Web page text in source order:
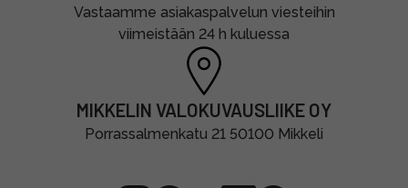
Vastaamme asiakaspalvelun viesteihin
viimeistään 24 h kuluessa
MIKKELIN VALOKUVAUSLIIKE OY
Porrassalmenkatu 21 50100 Mikkeli